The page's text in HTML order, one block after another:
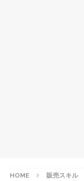
HOME 販売スキル